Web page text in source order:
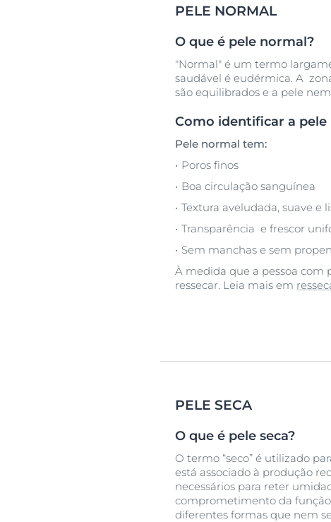
PELE NORMAL
O que é pele normal?
"Normal" é um termo
saudável é eudérmica. A
são equilibrados e a pele
Como identificar a pele
Pele normal tem:
Poros finos
Boa circulação sanguínea
Textura aveludada, suave e
Transparência e frescor
Sem manchas e sem
À medida que a pessoa com
ressecar. Leia mais em
PELE SECA
O que é pele seca?
O termo “seco” é utilizado
está associado à produção
necessários para reter
comprometimento da função
diferentes formas que nem